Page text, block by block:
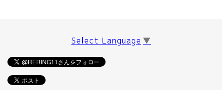
Select Language ▼